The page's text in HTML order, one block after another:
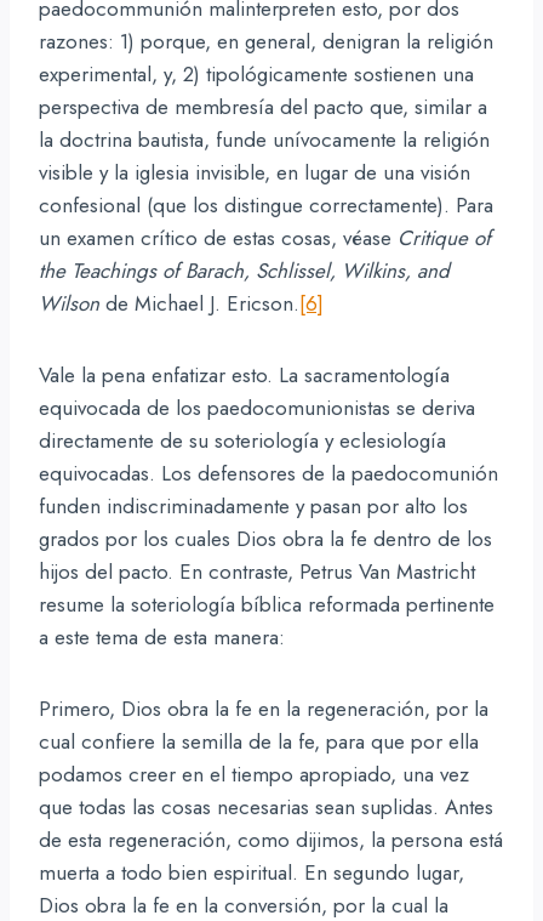
paedocommunión malinterpreten esto, por dos
razones: 1) porque, en general, denigran la religión
experimental, y, 2) tipológicamente sostienen una
perspectiva de membresía del pacto que, similar a
la doctrina bautista, funde unívocamente la religión
visible y la iglesia invisible, en lugar de una visión
confesional (que los distingue correctamente). Para
un examen crítico de estas cosas, véase Critique of
the Teachings of Barach, Schlissel, Wilkins, and
Wilson de Michael J. Ericson.[6]
Vale la pena enfatizar esto. La sacramentología
equivocada de los paedocomunionistas se deriva
directamente de su soteriología y eclesiología
equivocadas. Los defensores de la paedocomunión
funden indiscriminadamente y pasan por alto los
grados por los cuales Dios obra la fe dentro de los
hijos del pacto. En contraste, Petrus Van Mastricht
resume la soteriología bíblica reformada pertinente
a este tema de esta manera:
Primero, Dios obra la fe en la regeneración, por la
cual confiere la semilla de la fe, para que por ella
podamos creer en el tiempo apropiado, una vez
que todas las cosas necesarias sean suplidas. Antes
de esta regeneración, como dijimos, la persona está
muerta a todo bien espiritual. En segundo lugar,
Dios obra la fe en la conversión, por la cual la